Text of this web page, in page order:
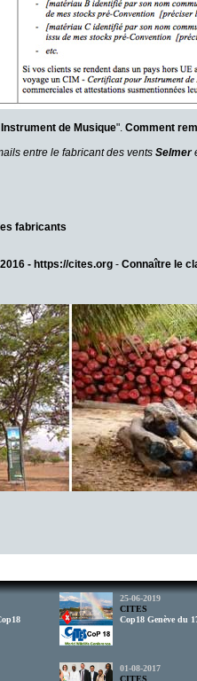
de Musique". Comment
entre le fabricant des vents Selmer
fabricants
- https://cites.org - Connaître le
25-06-2019
CITES
Cop18 Genève du
01-08-2017
CITES